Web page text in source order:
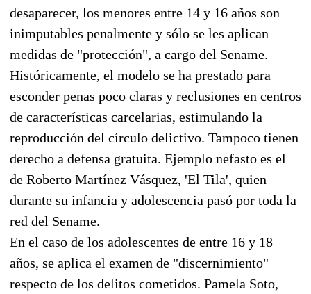
desaparecer, los menores entre 14 y 16 años son
inimputables penalmente y sólo se les aplican
medidas de "protección", a cargo del Sename.
Históricamente, el modelo se ha prestado para
esconder penas poco claras y reclusiones en centros
de características carcelarias, estimulando la
reproducción del círculo delictivo. Tampoco tienen
derecho a defensa gratuita. Ejemplo nefasto es el
de Roberto Martínez Vásquez, 'El Tila', quien
durante su infancia y adolescencia pasó por toda la
red del Sename.
En el caso de los adolescentes de entre 16 y 18
años, se aplica el examen de "discernimiento"
respecto de los delitos cometidos. Pamela Soto,